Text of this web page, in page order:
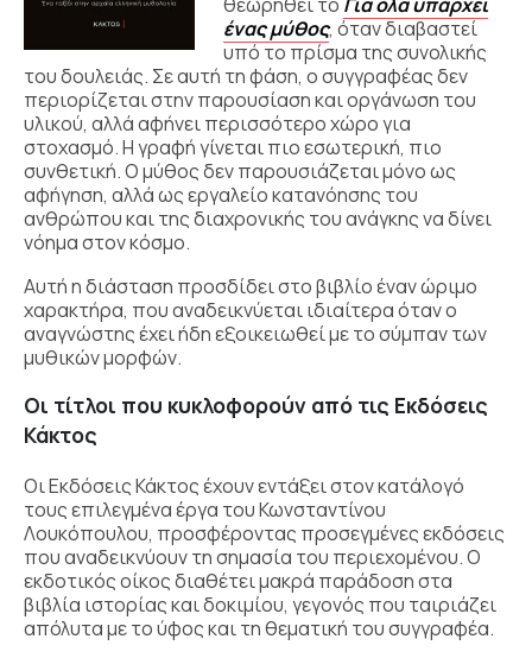
ένας μύθος, όταν διαβαστεί
υπό το πρίσμα της συνολικής
του δουλειάς. Σε αυτή τη φάση, ο συγγραφέας δεν
περιορίζεται στην παρουσίαση και οργάνωση του
υλικού, αλλά αφήνει περισσότερο χώρο για
στοχασμό. Η γραφή γίνεται πιο εσωτερική, πιο
συνθετική. Ο μύθος δεν παρουσιάζεται μόνο ως
αφήγηση, αλλά ως εργαλείο κατανόησης του
ανθρώπου και της διαχρονικής του ανάγκης να δίνει
νόημα στον κόσμο.
Αυτή η διάσταση προσδίδει στο βιβλίο έναν ώριμο
χαρακτήρα, που αναδεικνύεται ιδιαίτερα όταν ο
αναγνώστης έχει ήδη εξοικειωθεί με το σύμπαν των
μυθικών μορφών.
Οι τίτλοι που κυκλοφορούν από τις Εκδόσεις
Κάκτος
Οι Εκδόσεις Κάκτοςέχουν εντάξει στον κατάλογό
τους επιλεγμένα έργα τουΚωνσταντίνου
Λουκόπουλου, προσφέροντας προσεγμένες εκδόσεις
που αναδεικνύουν τη σημασία του περιεχομένου. Ο
εκδοτικός οίκος διαθέτει μακρά παράδοση στα
βιβλία ιστορίας και δοκιμίου, γεγονός που ταιριάζει
απόλυτα με το ύφος και τη θεματική του συγγραφέα.